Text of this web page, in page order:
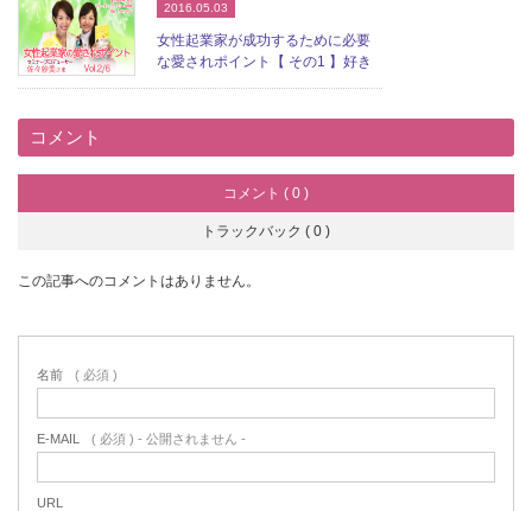
2016.05.03
女性起業家が成功するために必要
な愛されポイント【 その1 】好き
コメント
コメント ( 0 )
トラックバック ( 0 )
この記事へのコメントはありません。
名前 ( 必須 )
E-MAIL ( 必須 ) - 公開されません -
URL